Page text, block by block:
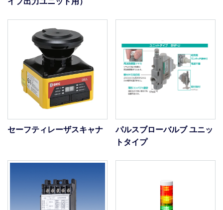
セーフティレーザスキャナ
パルスブローバルブ ユニッ
トタイプ